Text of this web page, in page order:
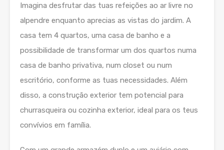
Imagina desfrutar das tuas refeições ao ar livre no
alpendre enquanto aprecias as vistas do jardim. A
casa tem 4 quartos, uma casa de banho e a
possibilidade de transformar um dos quartos numa
casa de banho privativa, num closet ou num
escritório, conforme as tuas necessidades. Além
disso, a construção exterior tem potencial para
churrasqueira ou cozinha exterior, ideal para os teus
convívios em família.